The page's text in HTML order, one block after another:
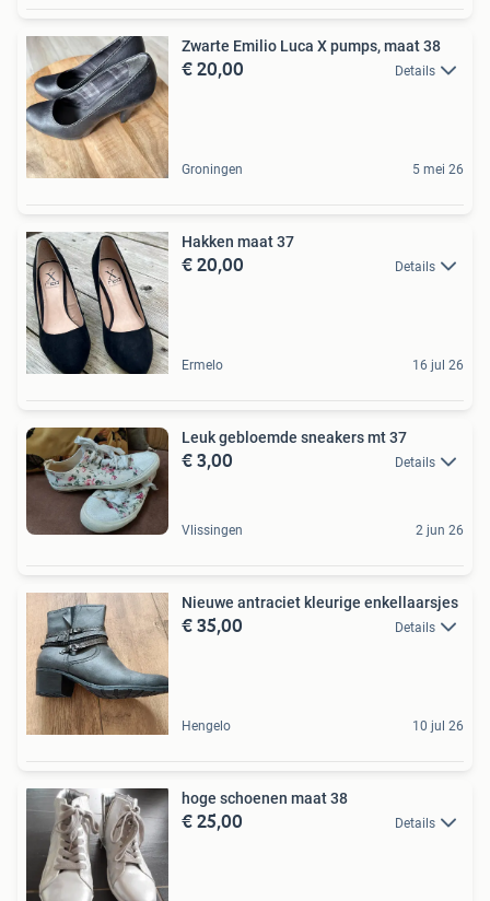
Zwarte Emilio Luca X pumps, maat 38
€ 20,00 Details
Groningen 5 mei 26
Hakken maat 37
€ 20,00 Details
Ermelo 16 jul 26
Leuk gebloemde sneakers mt 37
€ 3,00 Details
Vlissingen 2 jun 26
Nieuwe antraciet kleurige enkellaarsjes
€ 35,00 Details
Hengelo 10 jul 26
hoge schoenen maat 38
€ 25,00 Details